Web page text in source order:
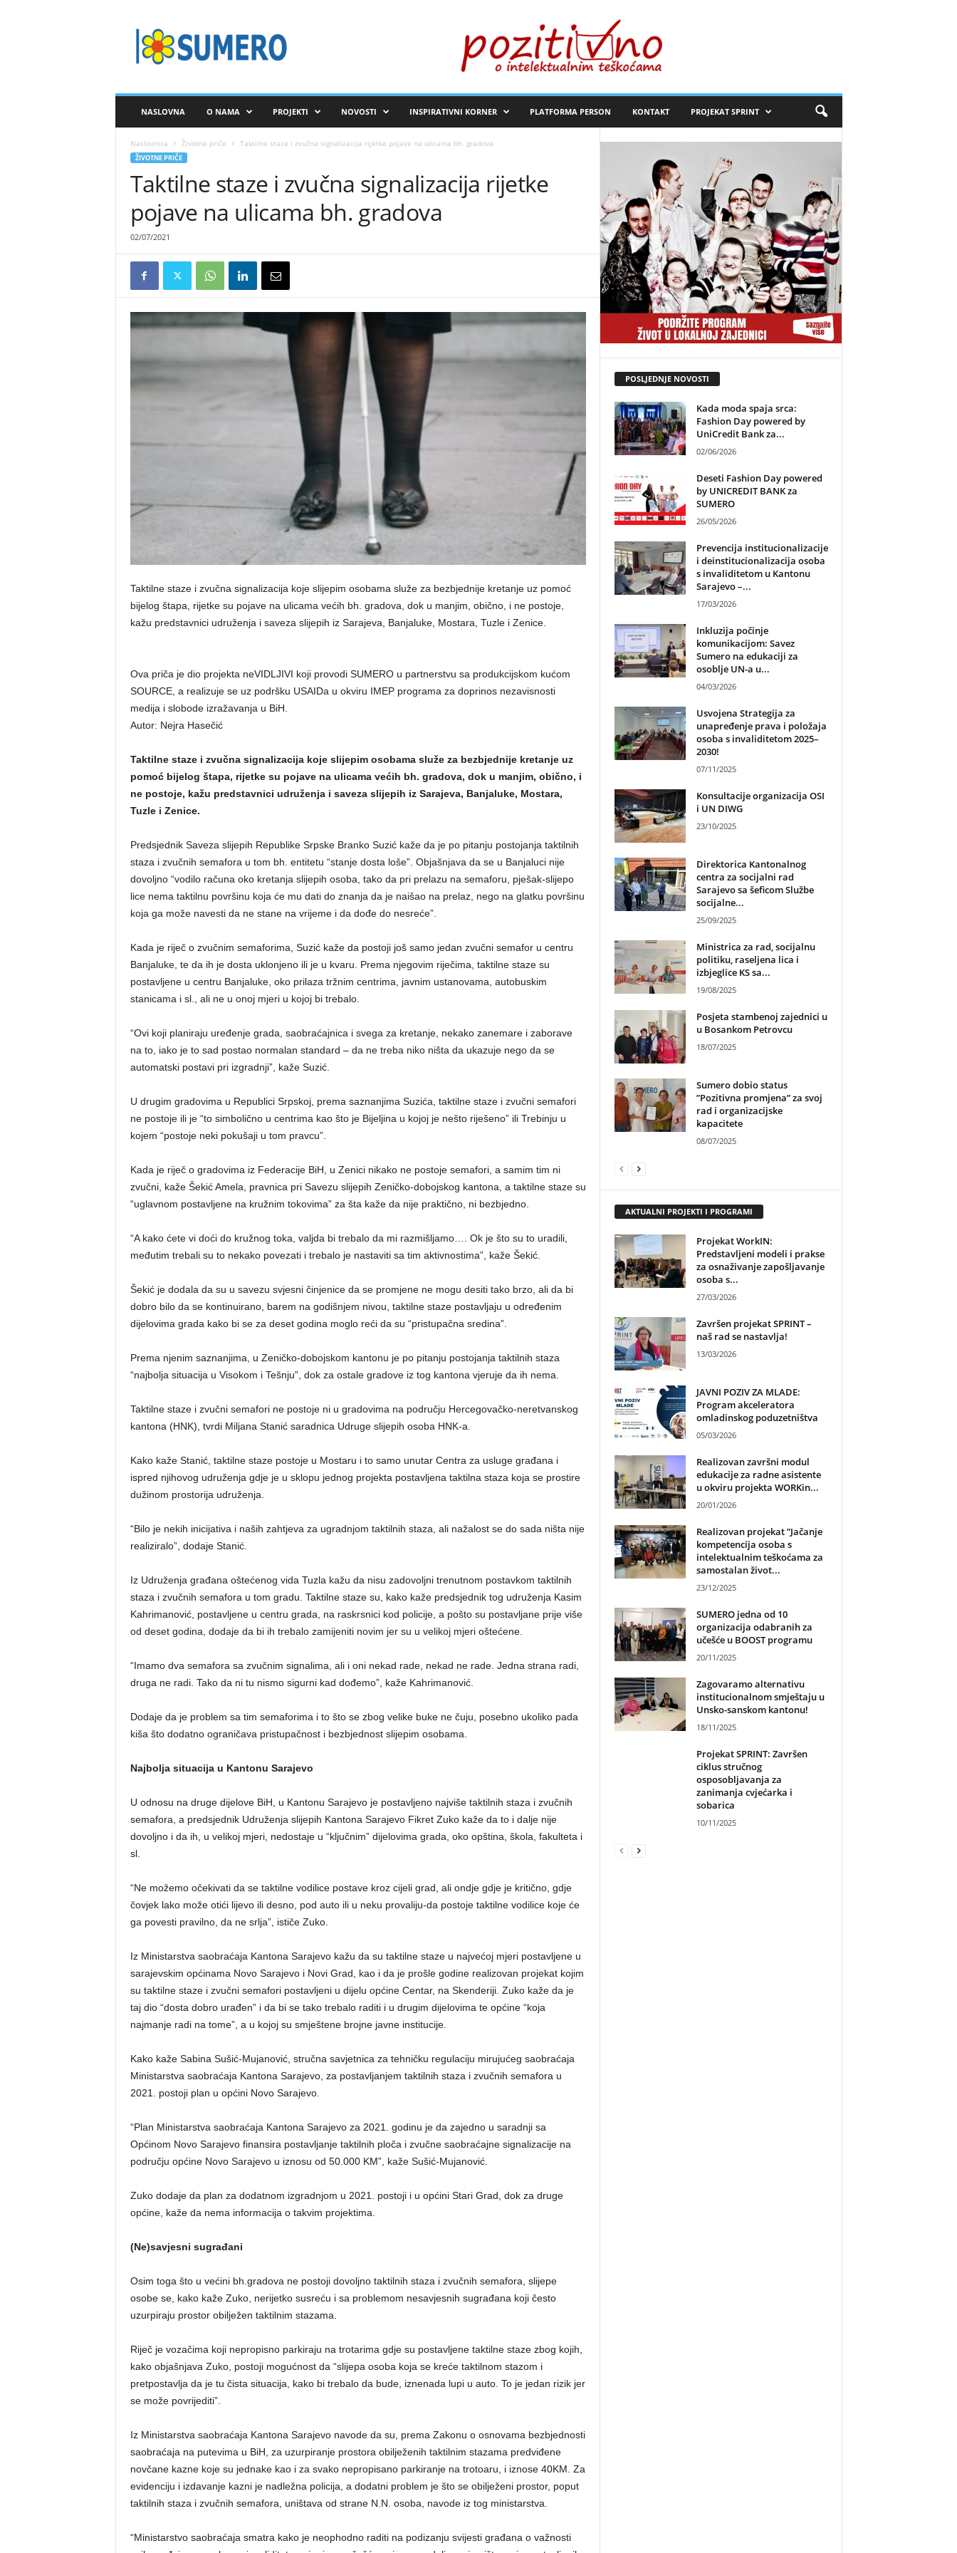
NASLOVNA O NAMA PROJEKTI NOVOSTI INSPIRATIVNI KORNER PLATFORMA PERSON KONTAKT PROJEKAT SPRINT
Naslovnica Životne priče Taktilne staze i zvučna signalizacija rijetke pojave na ulicama bh. gradova
ŽIVOTNE PRIČE
Taktilne staze i zvučna signalizacija rijetke
pojave na ulicama bh. gradova
02/07/2021
Taktilne staze i zvučna signalizacija koje slijepim osobama služe za bezbjednije kretanje uz pomoć
bijelog štapa, rijetke su pojave na ulicama većih bh. gradova, dok u manjim, obično, i ne postoje,
kažu predstavnici udruženja i saveza slijepih iz Sarajeva, Banjaluke, Mostara, Tuzle i Zenice.
Ova priča je dio projekta neVIDLJIVI koji provodi SUMERO u partnerstvu sa produkcijskom kućom
SOURCE, a realizuje se uz podršku USAIDa u okviru IMEP programa za doprinos nezavisnosti
medija i slobode izražavanja u BiH.
Autor: Nejra Hasečić
Taktilne staze i zvučna signalizacija koje slijepim osobama služe za bezbjednije kretanje uz
pomoć bijelog štapa, rijetke su pojave na ulicama većih bh. gradova, dok u manjim, obično, i
ne postoje, kažu predstavnici udruženja i saveza slijepih iz Sarajeva, Banjaluke, Mostara,
Tuzle i Zenice.
Predsjednik Saveza slijepih Republike Srpske Branko Suzić kaže da je po pitanju postojanja taktilnih
staza i zvučnih semafora u tom bh. entitetu “stanje dosta loše”. Objašnjava da se u Banjaluci nije
dovoljno “vodilo računa oko kretanja slijepih osoba, tako da pri prelazu na semaforu, pješak-slijepo
lice nema taktilnu površinu koja će mu dati do znanja da je naišao na prelaz, nego na glatku površinu
koja ga može navesti da ne stane na vrijeme i da dođe do nesreće”.
Kada je riječ o zvučnim semaforima, Suzić kaže da postoji još samo jedan zvučni semafor u centru
Banjaluke, te da ih je dosta uklonjeno ili je u kvaru. Prema njegovim riječima, taktilne staze su
postavljene u centru Banjaluke, oko prilaza tržnim centrima, javnim ustanovama, autobuskim
stanicama i sl., ali ne u onoj mjeri u kojoj bi trebalo.
“Ovi koji planiraju uređenje grada, saobraćajnica i svega za kretanje, nekako zanemare i zaborave
na to, iako je to sad postao normalan standard – da ne treba niko ništa da ukazuje nego da se
automatski postavi pri izgradnji”, kaže Suzić.
U drugim gradovima u Republici Srpskoj, prema saznanjima Suzića, taktilne staze i zvučni semafori
ne postoje ili je “to simbolično u centrima kao što je Bijeljina u kojoj je nešto riješeno” ili Trebinju u
kojem “postoje neki pokušaji u tom pravcu”.
Kada je riječ o gradovima iz Federacije BiH, u Zenici nikako ne postoje semafori, a samim tim ni
zvučni, kaže Šekić Amela, pravnica pri Savezu slijepih Zeničko-dobojskog kantona, a taktilne staze su
“uglavnom postavljene na kružnim tokovima” za šta kaže da nije praktično, ni bezbjedno.
“A kako ćete vi doći do kružnog toka, valjda bi trebalo da mi razmišljamo…. Ok je što su to uradili,
međutim trebali su to nekako povezati i trebalo je nastaviti sa tim aktivnostima”, kaže Šekić.
Šekić je dodala da su u savezu svjesni činjenice da se promjene ne mogu desiti tako brzo, ali da bi
dobro bilo da se kontinuirano, barem na godišnjem nivou, taktilne staze postavljaju u određenim
dijelovima grada kako bi se za deset godina moglo reći da su “pristupačna sredina”.
Prema njenim saznanjima, u Zeničko-dobojskom kantonu je po pitanju postojanja taktilnih staza
“najbolja situacija u Visokom i Tešnju”, dok za ostale gradove iz tog kantona vjeruje da ih nema.
Taktilne staze i zvučni semafori ne postoje ni u gradovima na području Hercegovačko-neretvanskog
kantona (HNK), tvrdi Miljana Stanić saradnica Udruge slijepih osoba HNK-a.
Kako kaže Stanić, taktilne staze postoje u Mostaru i to samo unutar Centra za usluge građana i
ispred njihovog udruženja gdje je u sklopu jednog projekta postavljena taktilna staza koja se prostire
dužinom prostorija udruženja.
“Bilo je nekih inicijativa i naših zahtjeva za ugradnjom taktilnih staza, ali nažalost se do sada ništa nije
realiziralo”, dodaje Stanić.
Iz Udruženja građana oštećenog vida Tuzla kažu da nisu zadovoljni trenutnom postavkom taktilnih
staza i zvučnih semafora u tom gradu. Taktilne staze su, kako kaže predsjednik tog udruženja Kasim
Kahrimanović, postavljene u centru grada, na raskrsnici kod policije, a pošto su postavljane prije više
od deset godina, dodaje da bi ih trebalo zamijeniti novim jer su u velikoj mjeri oštećene.
“Imamo dva semafora sa zvučnim signalima, ali i oni nekad rade, nekad ne rade. Jedna strana radi,
druga ne radi. Tako da ni tu nismo sigurni kad dođemo”, kaže Kahrimanović.
Dodaje da je problem sa tim semaforima i to što se zbog velike buke ne čuju, posebno ukoliko pada
kiša što dodatno ograničava pristupačnost i bezbjednost slijepim osobama.
Najbolja situacija u Kantonu Sarajevo
U odnosu na druge dijelove BiH, u Kantonu Sarajevo je postavljeno najviše taktilnih staza i zvučnih
semafora, a predsjednik Udruženja slijepih Kantona Sarajevo Fikret Zuko kaže da to i dalje nije
dovoljno i da ih, u velikoj mjeri, nedostaje u “ključnim” dijelovima grada, oko opština, škola, fakulteta i
sl.
“Ne možemo očekivati da se taktilne vodilice postave kroz cijeli grad, ali ondje gdje je kritično, gdje
čovjek lako može otići lijevo ili desno, pod auto ili u neku provaliju-da postoje taktilne vodilice koje će
ga povesti pravilno, da ne srlja”, ističe Zuko.
Iz Ministarstva saobraćaja Kantona Sarajevo kažu da su taktilne staze u najvećoj mjeri postavljene u
sarajevskim općinama Novo Sarajevo i Novi Grad, kao i da je prošle godine realizovan projekat kojim
su taktilne staze i zvučni semafori postavljeni u dijelu općine Centar, na Skenderiji. Zuko kaže da je
taj dio “dosta dobro urađen” i da bi se tako trebalo raditi i u drugim dijelovima te općine “koja
najmanje radi na tome”, a u kojoj su smještene brojne javne institucije.
Kako kaže Sabina Sušić-Mujanović, stručna savjetnica za tehničku regulaciju mirujućeg saobraćaja
Ministarstva saobraćaja Kantona Sarajevo, za postavljanjem taktilnih staza i zvučnih semafora u
2021. postoji plan u općini Novo Sarajevo.
“Plan Ministarstva saobraćaja Kantona Sarajevo za 2021. godinu je da zajedno u saradnji sa
Općinom Novo Sarajevo finansira postavljanje taktilnih ploča i zvučne saobraćajne signalizacije na
području općine Novo Sarajevo u iznosu od 50.000 KM”, kaže Sušić-Mujanović.
Zuko dodaje da plan za dodatnom izgradnjom u 2021. postoji i u općini Stari Grad, dok za druge
općine, kaže da nema informacija o takvim projektima.
(Ne)savjesni sugrađani
Osim toga što u većini bh.gradova ne postoji dovoljno taktilnih staza i zvučnih semafora, slijepe
osobe se, kako kaže Zuko, nerijetko susreću i sa problemom nesavjesnih sugrađana koji često
uzurpiraju prostor obilježen taktilnim stazama.
Riječ je vozačima koji nepropisno parkiraju na trotarima gdje su postavljene taktilne staze zbog kojih,
kako objašnjava Zuko, postoji mogućnost da “slijepa osoba koja se kreće taktilnom stazom i
pretpostavlja da je tu čista situacija, kako bi trebalo da bude, iznenada lupi u auto. To je jedan rizik jer
se može povrijediti”.
Iz Ministarstva saobraćaja Kantona Sarajevo navode da su, prema Zakonu o osnovama bezbjednosti
saobraćaja na putevima u BiH, za uzurpiranje prostora obilježenih taktilnim stazama predviđene
novčane kazne koje su jednake kao i za svako nepropisano parkiranje na trotoaru, i iznose 40KM. Za
evidenciju i izdavanje kazni je nadležna policija, a dodatni problem je što se obilježeni prostor, poput
taktilnih staza i zvučnih semafora, uništava od strane N.N. osoba, navode iz tog ministarstva.
“Ministarstvo saobraćaja smatra kako je neophodno raditi na podizanju svijesti građana o važnosti
POSLJEDNJE NOVOSTI
Kada moda spaja srca:
Fashion Day powered by
UniCredit Bank za...
02/06/2026
Deseti Fashion Day powered
by UNICREDIT BANK za
SUMERO
26/05/2026
Prevencija institucionalizacije
i deinstitucionalizacija osoba
s invaliditetom u Kantonu
Sarajevo –...
17/03/2026
Inkluzija počinje
komunikacijom: Savez
Sumero na edukaciji za
osoblje UN-a u...
04/03/2026
Usvojena Strategija za
unapređenje prava i položaja
osoba s invaliditetom 2025–
2030!
07/11/2025
Konsultacije organizacija OSI
i UN DIWG
23/10/2025
Direktorica Kantonalnog
centra za socijalni rad
Sarajevo sa šeficom Službe
socijalne...
25/09/2025
Ministrica za rad, socijalnu
politiku, raseljena lica i
izbjeglice KS sa...
19/08/2025
Posjeta stambenoj zajednici u
u Bosankom Petrovcu
18/07/2025
Sumero dobio status
”Pozitivna promjena” za svoj
rad i organizacijske
kapacitete
08/07/2025
AKTUALNI PROJEKTI I PROGRAMI
Projekat WorkIN:
Predstavljeni modeli i prakse
za osnaživanje zapošljavanje
osoba s...
27/03/2026
Završen projekat SPRINT –
naš rad se nastavlja!
13/03/2026
JAVNI POZIV ZA MLADE:
Program akceleratora
omladinskog poduzetništva
05/03/2026
Realizovan završni modul
edukacije za radne asistente
u okviru projekta WORKin...
20/01/2026
Realizovan projekat ”Jačanje
kompetencija osoba s
intelektualnim teškoćama za
samostalan život...
23/12/2025
SUMERO jedna od 10
organizacija odabranih za
učešće u BOOST programu
20/11/2025
Zagovaramo alternativu
institucionalnom smještaju u
Unsko-sanskom kantonu!
18/11/2025
Projekat SPRINT: Završen
ciklus stručnog
osposobljavanja za
zanimanja cvjećarka i
sobarica
10/11/2025